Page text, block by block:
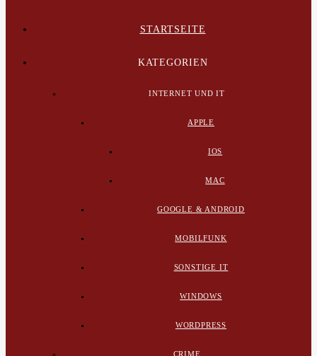
STARTSEITE
KATEGORIEN
INTERNET UND IT
APPLE
IOS
MAC
GOOGLE & ANDROID
MOBILFUNK
SONSTIGE IT
WINDOWS
WORDPRESS
CRIME